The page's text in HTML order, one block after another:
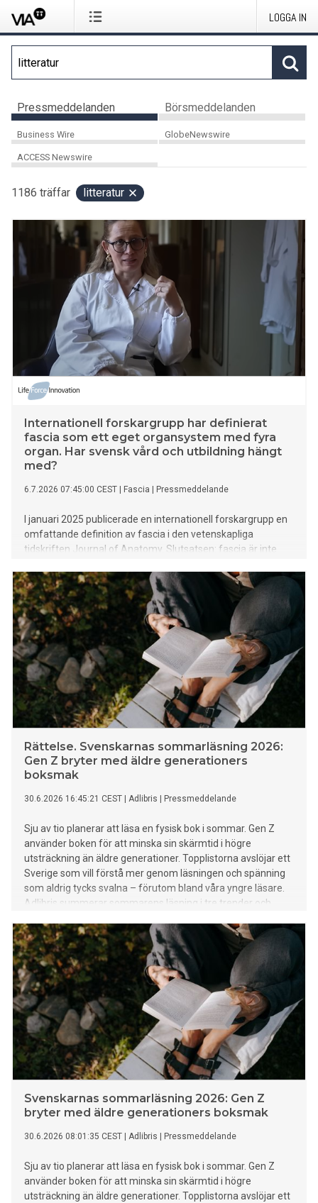
LOGGA IN
Pressmeddelanden Börsmeddelanden
Business Wire GlobeNewswire
ACCESS Newswire
1186 träffar litteratur
Internationell forskargrupp har definierat
fascia som ett eget organsystem med fyra
organ. Har svensk vård och utbildning hängt
med?
6.7.2026 07:45:00 CEST Fascia Pressmeddelande
I januari 2025 publicerade en internationell forskargrupp en
omfattande definition av fascia i den vetenskapliga
tidskriften Journal of Anatomy. Slutsatsen: fascia är inte
anatomiskt system som består av fyra organ – ytlig,
muskuloskeletal (djup), visceral och neural fascia. Bakom
definitionen står forskare som Carla Stecco, Robert Schleip
och Neil Theise (DOI: 10.1111/joa.14212).
Rättelse. Svenskarnas sommarläsning 2026:
Gen Z bryter med äldre generationers
boksmak
30.6.2026 16:45:21 CEST Adlibris Pressmeddelande
Sju av tio planerar att läsa en fysisk bok i sommar. Gen Z
använder boken för att minska sin skärmtid i högre
utsträckning än äldre generationer. Topplistorna avslöjar ett
Sverige som vill förstå mer genom läsningen och spänning
som aldrig tycks svalna – förutom bland våra yngre läsare.
Adlibris summerar sommarens läsning i tre trender och
Svenskarnas sommarläsning 2026: Gen Z
bryter med äldre generationers boksmak
30.6.2026 08:01:35 CEST Adlibris Pressmeddelande
Sju av tio planerar att läsa en fysisk bok i sommar. Gen Z
använder boken för att minska sin skärmtid i högre
utsträckning än äldre generationer. Topplistorna avslöjar ett